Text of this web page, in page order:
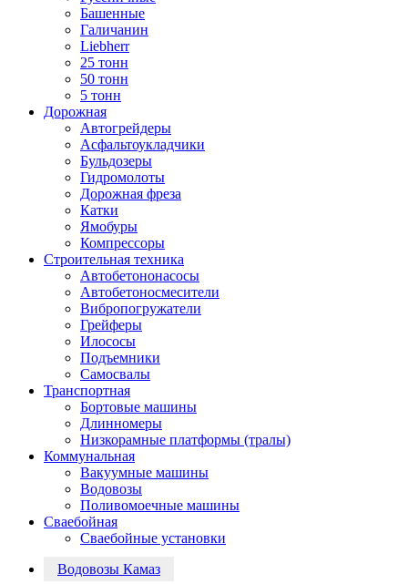
Башенные
Галичанин
Liebherr
25 тонн
50 тонн
5 тонн
Дорожная
Автогрейдеры
Асфальтоукладчики
Бульдозеры
Гидромолоты
Дорожная фреза
Катки
Ямобуры
Компрессоры
Строительная техника
Автобетононасосы
Автобетоносмесители
Вибропогружатели
Грейферы
Илососы
Подъемники
Самосвалы
Транспортная
Бортовые машины
Длинномеры
Низкорамные платформы (тралы)
Коммунальная
Вакуумные машины
Водовозы
Поливомоечные машины
Сваебойная
Сваебойные установки
Водовозы Камаз